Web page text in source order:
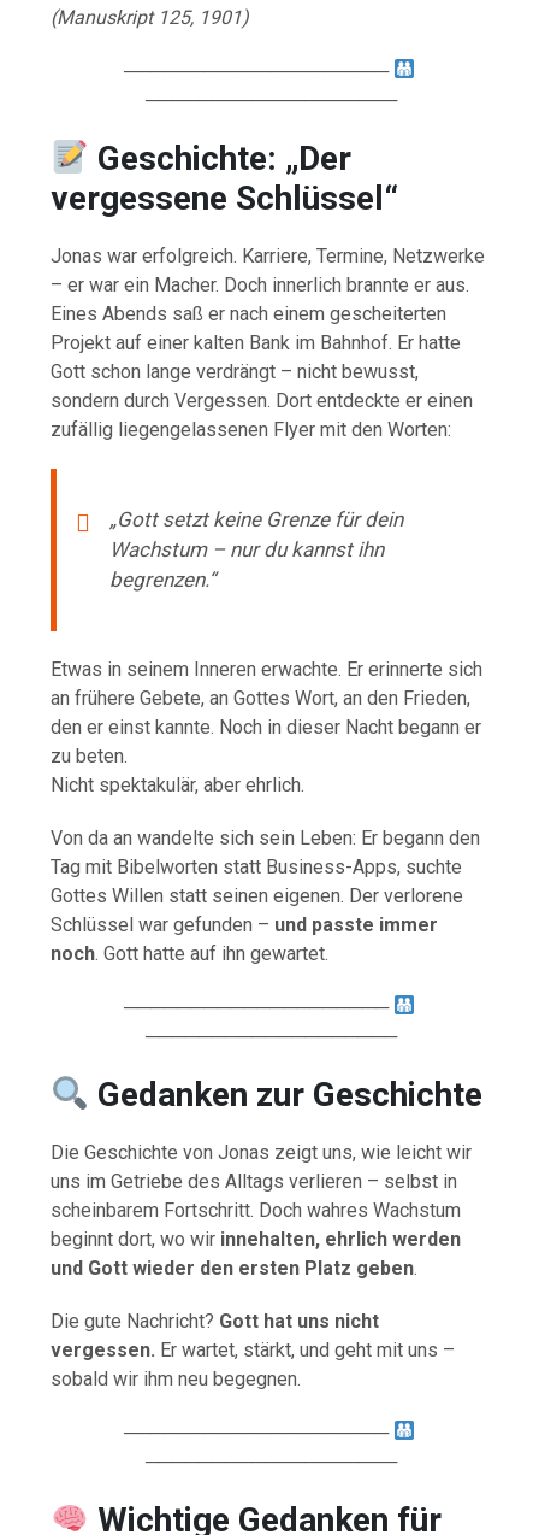
(Manuskript 125, 1901)
────────────────────
───────────────────
Geschichte: „Der
vergessene Schlüssel“
Jonas war erfolgreich. Karriere, Termine, Netzwerke
– er war ein Macher. Doch innerlich brannte er aus.
Eines Abends saß er nach einem gescheiterten
Projekt auf einer kalten Bank im Bahnhof. Er hatte
Gott schon lange verdrängt – nicht bewusst,
sondern durch Vergessen. Dort entdeckte er einen
zufällig liegengelassenen Flyer mit den Worten:
„Gott setzt keine Grenze für dein
Wachstum – nur du kannst ihn
begrenzen.“
Etwas in seinem Inneren erwachte. Er erinnerte sich
an frühere Gebete, an Gottes Wort, an den Frieden,
den er einst kannte. Noch in dieser Nacht begann er
zu beten.
Nicht spektakulär, aber ehrlich.
Von da an wandelte sich sein Leben: Er begann den
Tag mit Bibelworten statt Business-Apps, suchte
Gottes Willen statt seinen eigenen. Der verlorene
Schlüssel war gefunden – und passte immer
noch. Gott hatte auf ihn gewartet.
────────────────────
───────────────────
Gedanken zur Geschichte
Die Geschichte von Jonas zeigt uns, wie leicht wir
uns im Getriebe des Alltags verlieren – selbst in
scheinbarem Fortschritt. Doch wahres Wachstum
beginnt dort, wo wir innehalten, ehrlich werden
und Gott wieder den ersten Platz geben.
Die gute Nachricht? Gott hat uns nicht
vergessen. Er wartet, stärkt, und geht mit uns –
sobald wir ihm neu begegnen.
────────────────────
───────────────────
Wichtige Gedanken für